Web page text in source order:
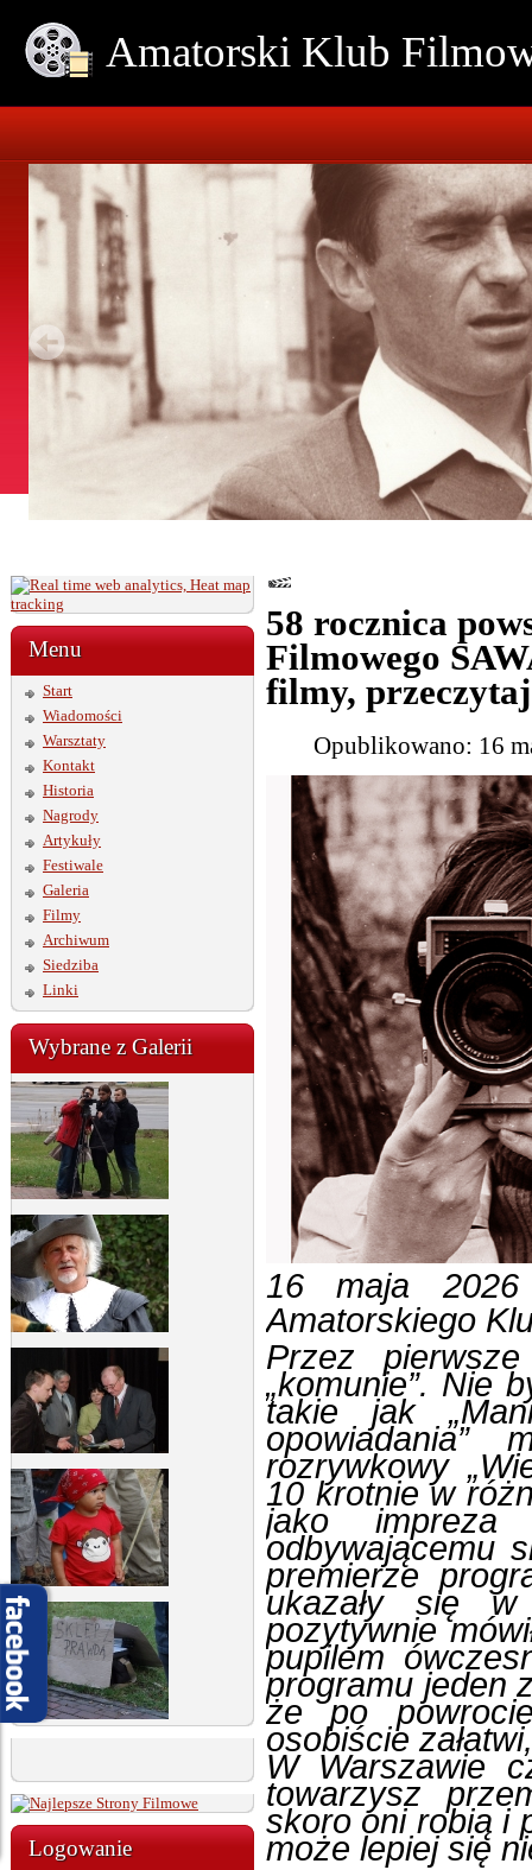
Amatorski Klub
Menu
Start
Wiadomości
Warsztaty
Kontakt
Historia
Nagrody
Artykuły
Festiwale
Galeria
Filmy
Archiwum
Siedziba
Linki
Wybrane z Galerii
Logowanie
58 rocznica
Filmowego
filmy,
Opublikowano: 16
16 maja
Amatorskiego
Przez
„komunie”. Nie
takie jak
opowiadania”
rozrywkowy
10 krotnie w
jako impreza
odbywającemu
premierze
ukazały się
pozytywnie
pupilem
programu jeden
że po
osobiście
W Warszawie
towarzysz
skoro oni robią i
może lepiej się